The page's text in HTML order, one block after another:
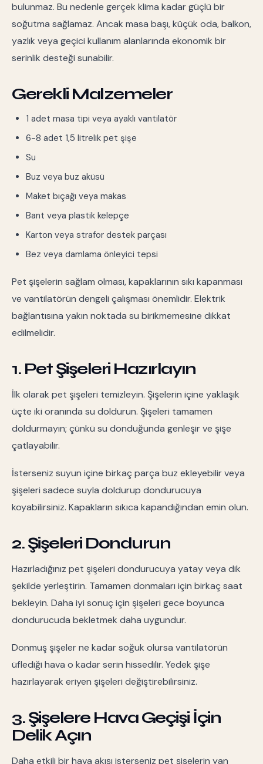
bulunmaz. Bu nedenle gerçek klima kadar güçlü bir
soğutma sağlamaz. Ancak masa başı, küçük oda, balkon,
yazlık veya geçici kullanım alanlarında ekonomik bir
serinlik desteği sunabilir.
Gerekli Malzemeler
1 adet masa tipi veya ayaklı vantilatör
6-8 adet 1,5 litrelik pet şişe
Su
Buz veya buz aküsü
Maket bıçağı veya makas
Bant veya plastik kelepçe
Karton veya strafor destek parçası
Bez veya damlama önleyici tepsi
Pet şişelerin sağlam olması, kapaklarının sıkı kapanması
ve vantilatörün dengeli çalışması önemlidir. Elektrik
bağlantısına yakın noktada su birikmemesine dikkat
edilmelidir.
1. Pet Şişeleri Hazırlayın
İlk olarak pet şişeleri temizleyin. Şişelerin içine yaklaşık
üçte iki oranında su doldurun. Şişeleri tamamen
doldurmayın; çünkü su donduğunda genleşir ve şişe
çatlayabilir.
İsterseniz suyun içine birkaç parça buz ekleyebilir veya
şişeleri sadece suyla doldurup dondurucuya
koyabilirsiniz. Kapakların sıkıca kapandığından emin olun.
2. Şişeleri Dondurun
Hazırladığınız pet şişeleri dondurucuya yatay veya dik
şekilde yerleştirin. Tamamen donmaları için birkaç saat
bekleyin. Daha iyi sonuç için şişeleri gece boyunca
dondurucuda bekletmek daha uygundur.
Donmuş şişeler ne kadar soğuk olursa vantilatörün
üflediği hava o kadar serin hissedilir. Yedek şişe
hazırlayarak eriyen şişeleri değiştirebilirsiniz.
3. Şişelere Hava Geçişi İçin
Delik Açın
Daha etkili bir hava akışı isterseniz pet şişelerin yan